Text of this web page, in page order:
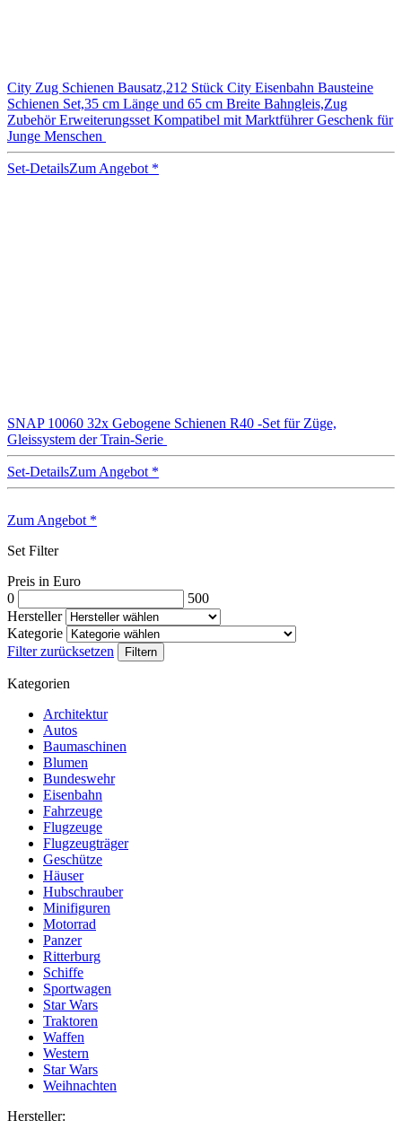
City Zug Schienen Bausatz,212 Stück City Eisenbahn Bausteine
Schienen Set,35 cm Länge und 65 cm Breite Bahngleis,Zug
Zubehör Erweiterungsset Kompatibel mit Marktführer Geschenk für
Junge Menschen
Set-DetailsZum Angebot *
SNAP 10060 32x Gebogene Schienen R40 -Set für Züge,
Gleissystem der Train-Serie
Set-DetailsZum Angebot *
Zum Angebot *
Set Filter
Preis in Euro
0
500
Hersteller
Kategorie
Filter zurücksetzen
Filtern
Kategorien
Architektur
Autos
Baumaschinen
Blumen
Bundeswehr
Eisenbahn
Fahrzeuge
Flugzeuge
Flugzeugträger
Geschütze
Häuser
Hubschrauber
Minifiguren
Motorrad
Panzer
Ritterburg
Schiffe
Sportwagen
Star Wars
Traktoren
Waffen
Western
Star Wars
Weihnachten
Hersteller: